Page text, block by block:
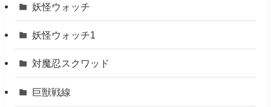
妖怪ウォッチ
妖怪ウォッチ1
対魔忍スクワッド
巨獣戦線